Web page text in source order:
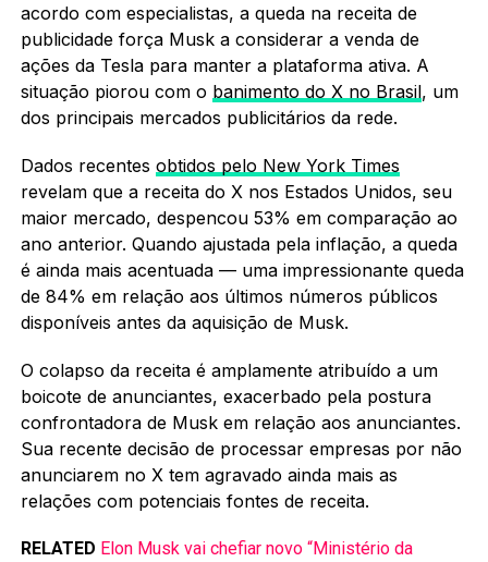
acordo com especialistas, a queda na receita de
publicidade força Musk a considerar a venda de
ações da Tesla para manter a plataforma ativa. A
situação piorou com o banimento do X no Brasil, um
dos principais mercados publicitários da rede.
Dados recentes obtidos pelo New York Times
revelam que a receita do X nos Estados Unidos, seu
maior mercado, despencou 53% em comparação ao
ano anterior. Quando ajustada pela inflação, a queda
é ainda mais acentuada — uma impressionante queda
de 84% em relação aos últimos números públicos
disponíveis antes da aquisição de Musk.
O colapso da receita é amplamente atribuído a um
boicote de anunciantes, exacerbado pela postura
confrontadora de Musk em relação aos anunciantes.
Sua recente decisão de processar empresas por não
anunciarem no X tem agravado ainda mais as
relações com potenciais fontes de receita.
RELATED Elon Musk vai chefiar novo “Ministério da